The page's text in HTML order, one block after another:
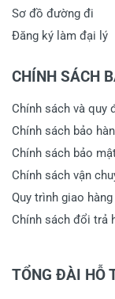
Sơ đồ đường đi
Đăng ký làm đại lý
CHÍNH SÁCH
Chính sách và quy
Chính sách bảo
Chính sách bảo
Chính sách vận
Quy trình giao hàng
Chính sách đổi trả
TỔNG ĐÀI HỖ